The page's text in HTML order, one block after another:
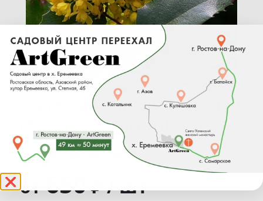
❌
Магония падуболистная
(Mahonia aquifolium)
★★★★★
от650₽ / шт